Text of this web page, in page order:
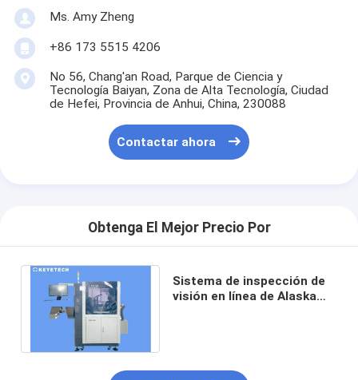
Ms. Amy Zheng
+86 173 5515 4206
No 56, Chang'an Road, Parque de Ciencia y
Tecnología Baiyan, Zona de Alta Tecnología, Ciudad
de Hefei, Provincia de Anhui, China, 230088
Contactar ahora
Obtenga El Mejor Precio Por
Sistema de inspección de
visión en línea de Alaska